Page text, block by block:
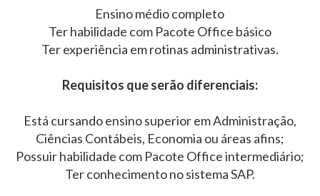
Ensino médio completo
Ter habilidade com Pacote Office básico
Ter experiência em rotinas administrativas.
Requisitos que serão diferenciais:
Está cursando ensino superior em Administração,
Ciências Contábeis, Economia ou áreas afins;
Possuir habilidade com Pacote Office intermediário;
Ter conhecimento no sistema SAP.